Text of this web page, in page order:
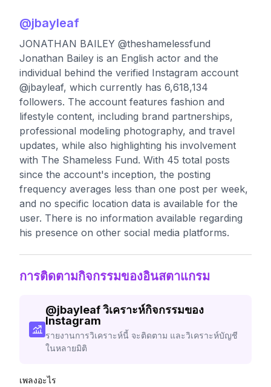
@jbayleaf
JONATHAN BAILEY @theshamelessfund
Jonathan Bailey is an English actor and the
individual behind the verified Instagram account
@jbayleaf, which currently has 6,618,134
followers. The account features fashion and
lifestyle content, including brand partnerships,
professional modeling photography, and travel
updates, while also highlighting his involvement
with The Shameless Fund. With 45 total posts
since the account's inception, the posting
frequency averages less than one post per week,
and no specific location data is available for the
user. There is no information available regarding
his presence on other social media platforms.
การติดตามกิจกรรมของอินสตาแกรม
@jbayleafวิเคราะห์กิจกรรมของ
Instagram
รายงานการวิเคราะห์นี้ จะติดตาม และวิเคราะห์บัญชี
ในหลายมิติ
เพลงอะไร